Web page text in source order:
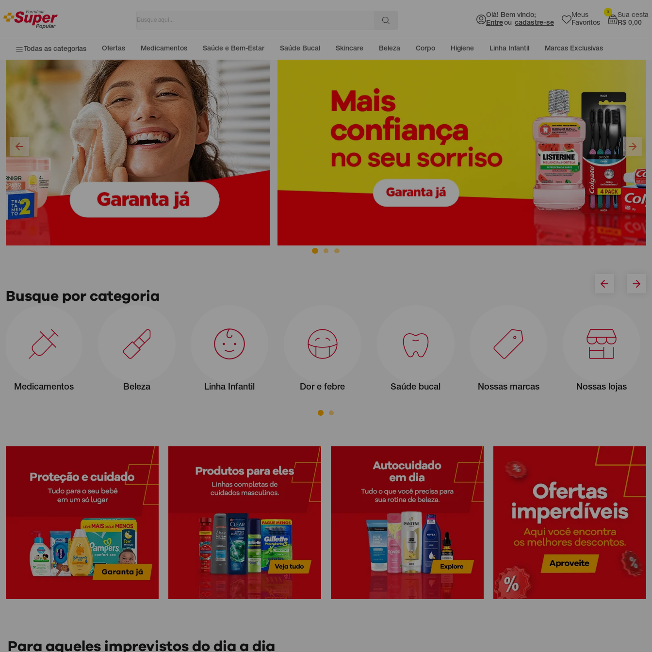
Olá! Bem vindo;
Entreou cadastre-se
Meus
Favoritos
Sua cesta
R$ 0,00
0
Todas as categorias Ofertas Medicamentos Saúde e Bem-Estar Saúde Bucal Skincare Beleza Corpo Higiene Linha Infantil Marcas Exclusivas
Busque por categoria
Medicamentos Beleza Linha Infantil Dor e febre Saúde bucal Nossas marcas Nossas lojas
Para aqueles imprevistos do dia a dia